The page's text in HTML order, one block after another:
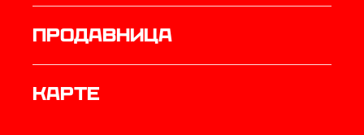
продавница
Карте